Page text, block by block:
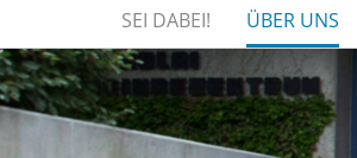
SEI DABEI! ÜBER UNS